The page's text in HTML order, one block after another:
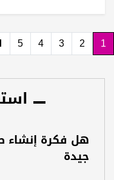
1
2
3
4
5
هل فكرة إنشاء
جيدة